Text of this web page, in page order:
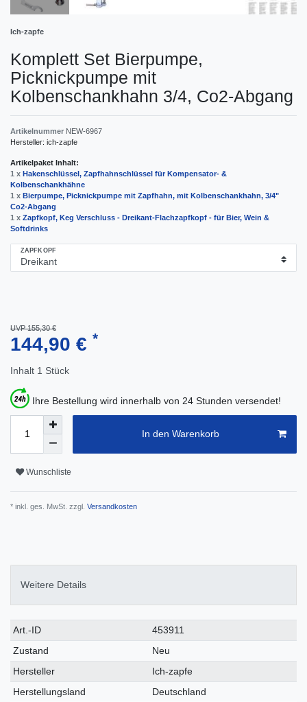
Ich-zapfe
Komplett Set Bierpumpe,
Picknickpumpe mit
Kolbenschankhahn 3/4, Co2-Abgang
Artikelnummer NEW-6967
Hersteller: ich-zapfe
Artikelpaket Inhalt:
1 x Hakenschlüssel, Zapfhahnschlüssel für Kompensator- &
Kolbenschankhähne
1 x Bierpumpe, Picknickpumpe mit Zapfhahn, mit Kolbenschankhahn, 3/4"
Co2-Abgang
1 x Zapfkopf, Keg Verschluss - Dreikant-Flachzapfkopf - für Bier, Wein &
Softdrinks
ZAPFKOPF
UVP 155,30 €
144,90 € *
Inhalt 1 Stück
Ihre Bestellung wird innerhalb von 24 Stunden versendet!
In den Warenkorb
Wunschliste
* inkl. ges. MwSt. zzgl. Versandkosten
Weitere Details
Technisches
Merkmal
Wert
Art.-ID
453911
Zustand
Neu
Hersteller
Ich-zapfe
Herstellungsland
Deutschland